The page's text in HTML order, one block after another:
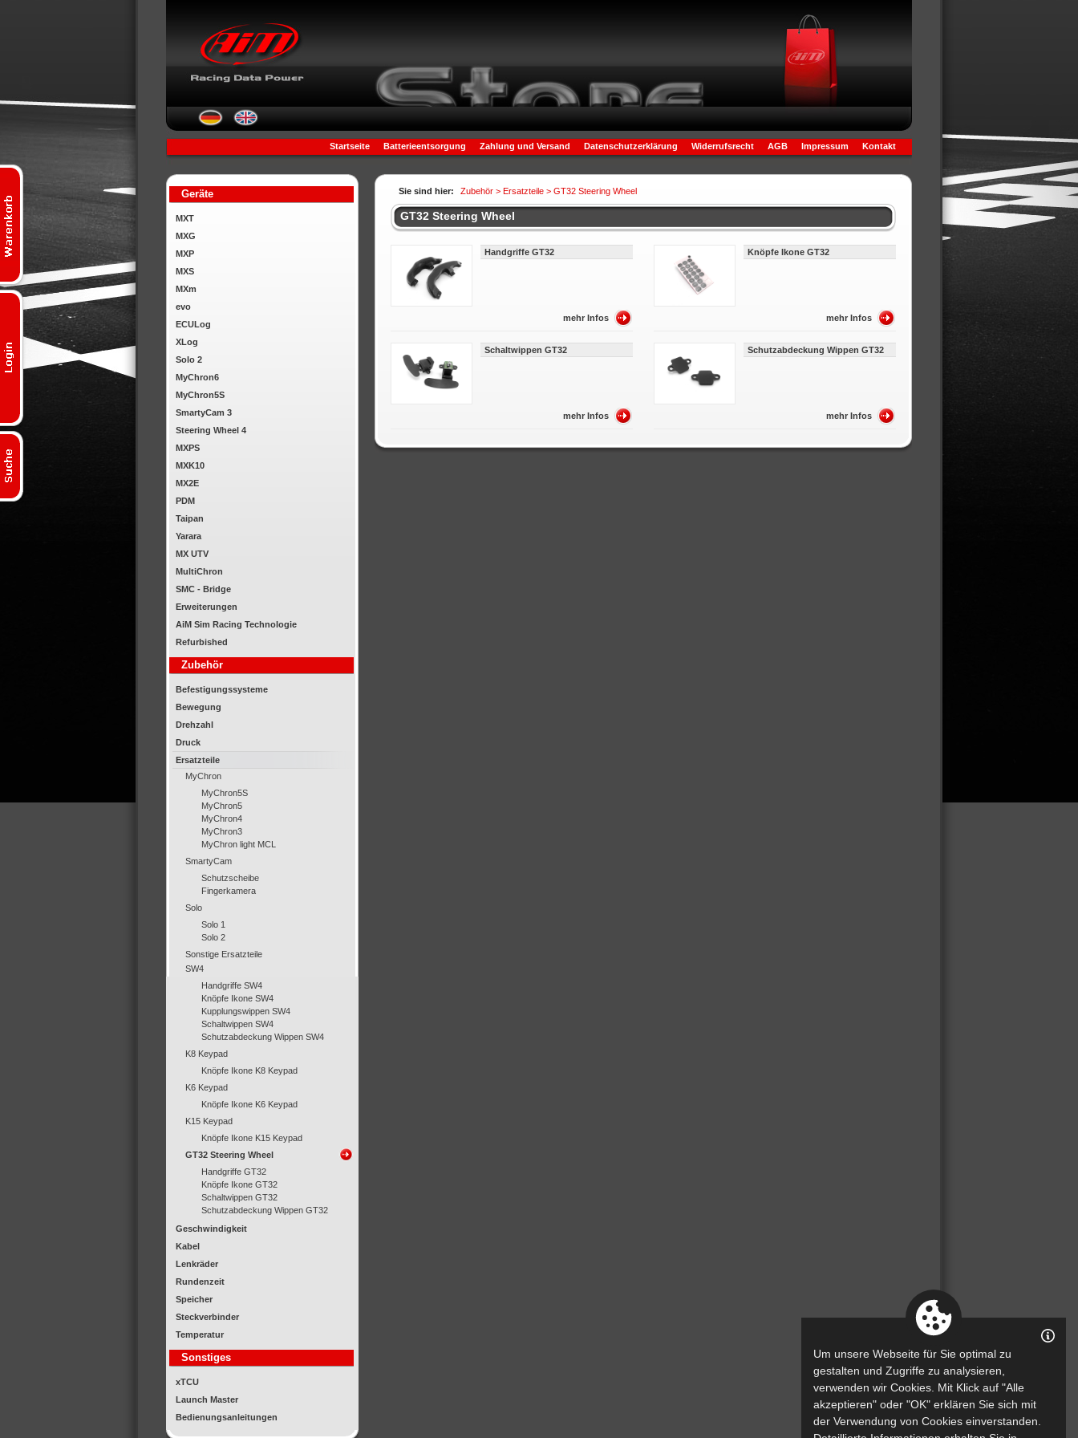
Startseite Batterieentsorgung Zahlung und Versand Datenschutzerklärung Widerrufsrecht AGB Impressum Kontakt
Geräte
MXT
MXG
MXP
MXS
MXm
evo
ECULog
XLog
Solo 2
MyChron6
MyChron5S
SmartyCam 3
Steering Wheel 4
MXPS
MXK10
MX2E
PDM
Taipan
Yarara
MX UTV
MultiChron
SMC - Bridge
Erweiterungen
AiM Sim Racing Technologie
Refurbished
Zubehör
Befestigungssysteme
Bewegung
Drehzahl
Druck
Ersatzteile
MyChron
MyChron5S
MyChron5
MyChron4
MyChron3
MyChron light MCL
SmartyCam
Schutzscheibe
Fingerkamera
Solo
Solo 1
Solo 2
Sonstige Ersatzteile
SW4
Handgriffe SW4
Knöpfe Ikone SW4
Kupplungswippen SW4
Schaltwippen SW4
Schutzabdeckung Wippen SW4
K8 Keypad
Knöpfe Ikone K8 Keypad
K6 Keypad
Knöpfe Ikone K6 Keypad
K15 Keypad
Knöpfe Ikone K15 Keypad
GT32 Steering Wheel
Handgriffe GT32
Knöpfe Ikone GT32
Schaltwippen GT32
Schutzabdeckung Wippen GT32
Geschwindigkeit
Kabel
Lenkräder
Rundenzeit
Speicher
Steckverbinder
Temperatur
Sonstiges
xTCU
Launch Master
Bedienungsanleitungen
Sie sind hier: Zubehör > Ersatzteile > GT32 Steering Wheel
GT32 Steering Wheel
Handgriffe GT32
mehr Infos
Knöpfe Ikone GT32
mehr Infos
Schaltwippen GT32
mehr Infos
Schutzabdeckung Wippen GT32
mehr Infos
Um unsere Webseite für Sie optimal zu
gestalten und Zugriffe zu analysieren,
verwenden wir Cookies. Mit Klick auf "Alle
akzeptieren" oder "OK" erklären Sie sich mit
der Verwendung von Cookies einverstanden.